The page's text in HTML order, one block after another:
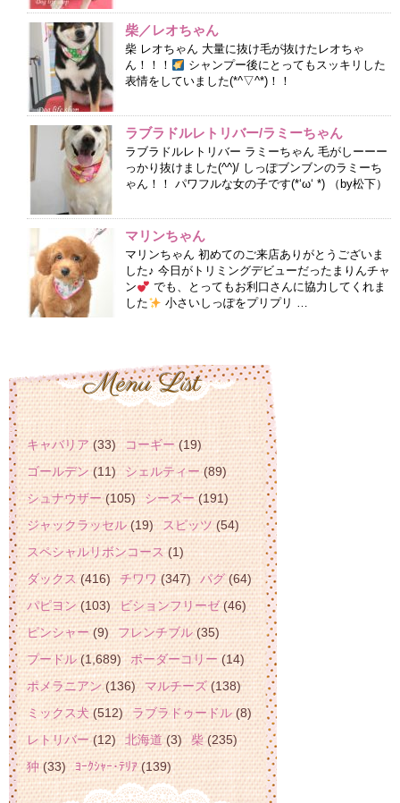
柴／レオちゃん
柴 レオちゃん 大量に抜け毛が抜けたレオちゃ
ん！！！
シャンプー後にとってもスッキリした
表情をしていました(*^▽^*)！！
ラブラドルレトリバー/ラミーちゃん
ラブラドルレトリバー ラミーちゃん 毛がしーーー
っかり抜けました(^^)/ しっぽブンブンのラミーち
ゃん！！ パワフルな女の子です(*‘ω‘ *) （by松下）
マリンちゃん
マリンちゃん 初めてのご来店ありがとうございま
した♪ 今日がトリミングデビューだったまりんチャ
ン
でも、とってもお利口さんに協力してくれま
した
小さいしっぽをプリプリ …
キャバリア(33) コーギー(19)
ゴールデン(11) シェルティー(89)
シュナウザー(105) シーズー(191)
ジャックラッセル(19) スピッツ(54)
スペシャルリボンコース(1)
ダックス(416) チワワ(347) パグ(64)
パピヨン(103) ビションフリーゼ(46)
ピンシャー(9) フレンチブル(35)
プードル(1,689) ボーダーコリー(14)
ポメラニアン(136) マルチーズ(138)
ミックス犬(512) ラブラドゥードル(8)
レトリバー(12) 北海道(3) 柴(235)
狆(33) ﾖｰｸｼｬｰ･ﾃﾘｱ(139)